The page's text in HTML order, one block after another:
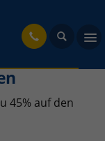
45% auf den